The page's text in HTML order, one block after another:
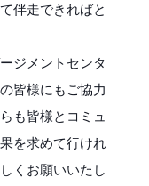
伴走できればと
ジメントセンタ
皆様にもご協力
も皆様とコミュ
を求めて行けれ
くお願いいたし